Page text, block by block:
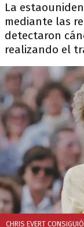
La
mediante las
detectaron
realizando el
CHRIS EVERT